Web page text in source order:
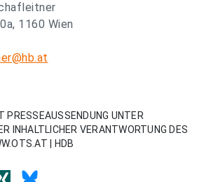
1160 Wien
PRESSEAUSSENDUNG UNTER
INHALTLICHER VERANTWORTUNG DES
| HDB